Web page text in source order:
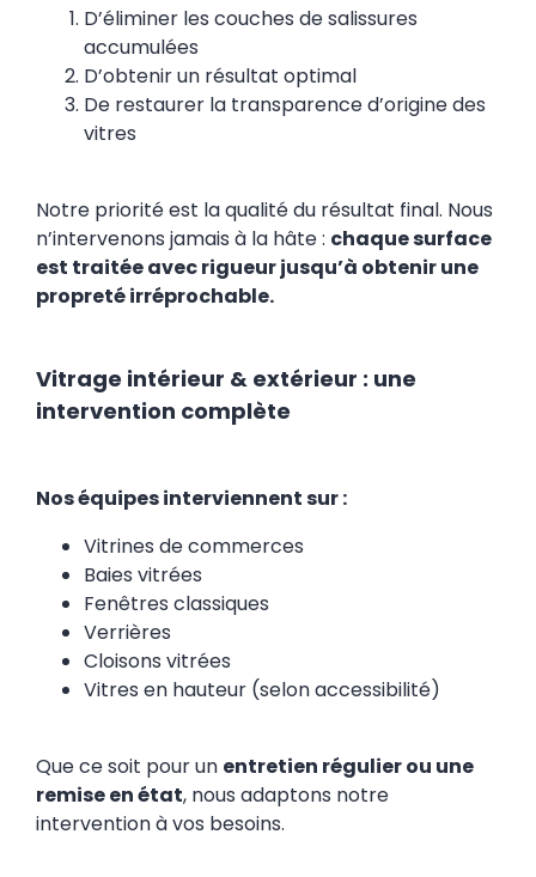
D’éliminer les couches de salissures
accumulées
D’obtenir un résultat optimal
De restaurer la transparence d’origine des
vitres
Notre priorité est la qualité du résultat final. Nous
n’intervenons jamais à la hâte : chaque surface
est traitée avec rigueur jusqu’à obtenir une
propreté irréprochable.
Vitrage intérieur & extérieur : une
intervention complète
Nos équipes interviennent sur :
Vitrines de commerces
Baies vitrées
Fenêtres classiques
Verrières
Cloisons vitrées
Vitres en hauteur (selon accessibilité)
Que ce soit pour un entretien régulier ou une
remise en état, nous adaptons notre
intervention à vos besoins.